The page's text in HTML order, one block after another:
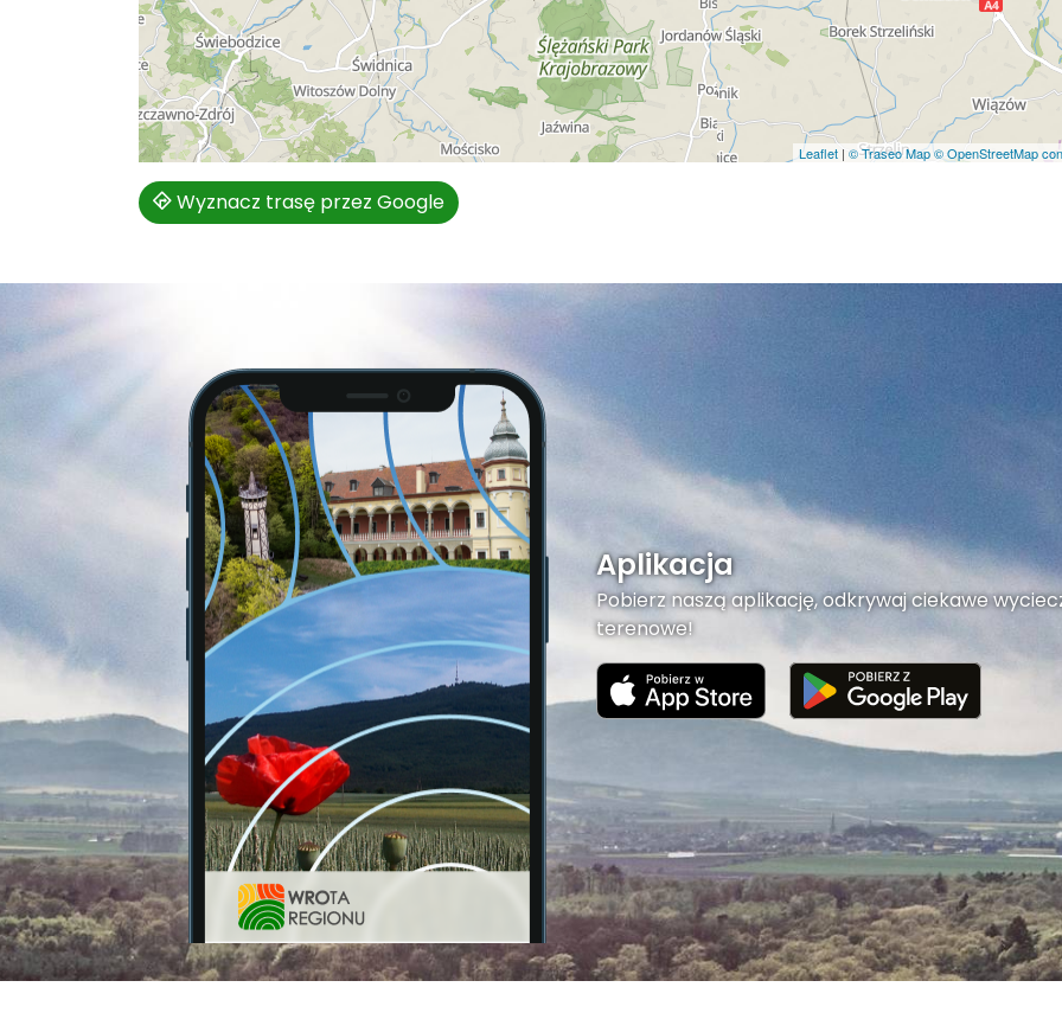
Leaflet | © Traseo Map© OpenStreetMap
Wyznacz trasę przez Google
Aplikacja
Pobierz naszą aplikację, odkrywaj ciekawe
terenowe!